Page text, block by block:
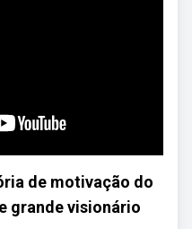
de motivação do
grande visionário